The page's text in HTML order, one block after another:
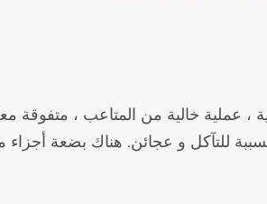
عملية خالية من المتاعب ، متفوقة